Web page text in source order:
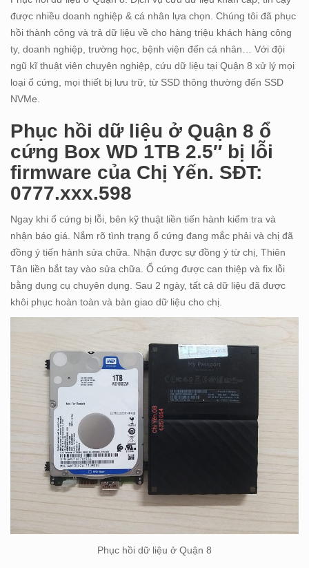
được nhiều doanh nghiệp & cá nhân lựa chọn. Chúng tôi đã phục
hồi thành công và trả dữ liệu về cho hàng triệu khách hàng công
ty, doanh nghiệp, trường học, bệnh viện đến cá nhân… Với đội
ngũ kĩ thuật viên chuyên nghiệp, cứu dữ liệu tại Quận 8 xử lý mọi
loại ổ cứng, mọi thiết bị lưu trữ, từ SSD thông thường đến SSD
NVMe.
Phục hồi dữ liệu ở Quận 8 ổ
cứng Box WD 1TB 2.5″ bị lỗi
firmware của Chị Yến. SĐT:
0777.xxx.598
Ngay khi ổ cứng bị lỗi, bên kỹ thuật liền tiến hành kiểm tra và
nhận báo giá. Nắm rõ tình trạng ổ cứng đang mắc phải và chị đã
đồng ý tiến hành sửa chữa. Nhận được sự đồng ý từ chị, Thiên
Tân liền bắt tay vào sửa chữa. Ổ cứng được can thiệp và fix lỗi
bằng dụng cụ chuyên dụng. Sau 2 ngày, tất cả dữ liệu đã được
khôi phục hoàn toàn và bàn giao dữ liệu cho chị.
Phục hồi dữ liệu ở Quận 8